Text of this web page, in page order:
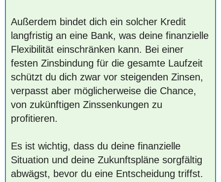
Außerdem bindet dich ein solcher Kredit
langfristig an eine Bank, was deine finanzielle
Flexibilität einschränken kann. Bei einer
festen Zinsbindung für die gesamte Laufzeit
schützt du dich zwar vor steigenden Zinsen,
verpasst aber möglicherweise die Chance,
von zukünftigen Zinssenkungen zu
profitieren.
Es ist wichtig, dass du deine finanzielle
Situation und deine Zukunftspläne sorgfältig
abwägst, bevor du eine Entscheidung triffst.